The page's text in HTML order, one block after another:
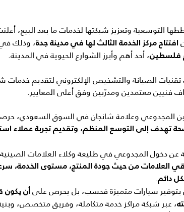
التوسعية وتعزيز شبكتها لخدمات ما بعد البيع،
افتتاح مركز الخدمة الثالث لها في مدينة جدة، وذلك
فلسطين، أحد أهم وأبرز الشوارع الحيوية في المدينة.
تقنيات الصيانة والتشخيص الإلكتروني لتقديم خدمات
فنيين معتمدين ومدرّبين وفق أعلى المعايير.
المجدوعي وعلامة شانجان في السوق السعودي،
تهدف إلى التوسع المنظم، وتقديم تجربة عملاء
عن دخول المجدوعي في طليعة وكلاء العلامات
العلامات من حيث جودة المنتج، مستوى الخدمة،
دائم.
بتوفير سيارات متميزة فحسب، بل يحرص على أن يكون
، عبر شبكة مراكز خدمة متكاملة، وفريق متخصص،